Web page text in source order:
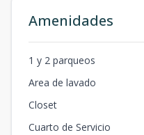
Amenidades
1 y 2 parqueos
Area de lavado
Closet
Cuarto de Servicio